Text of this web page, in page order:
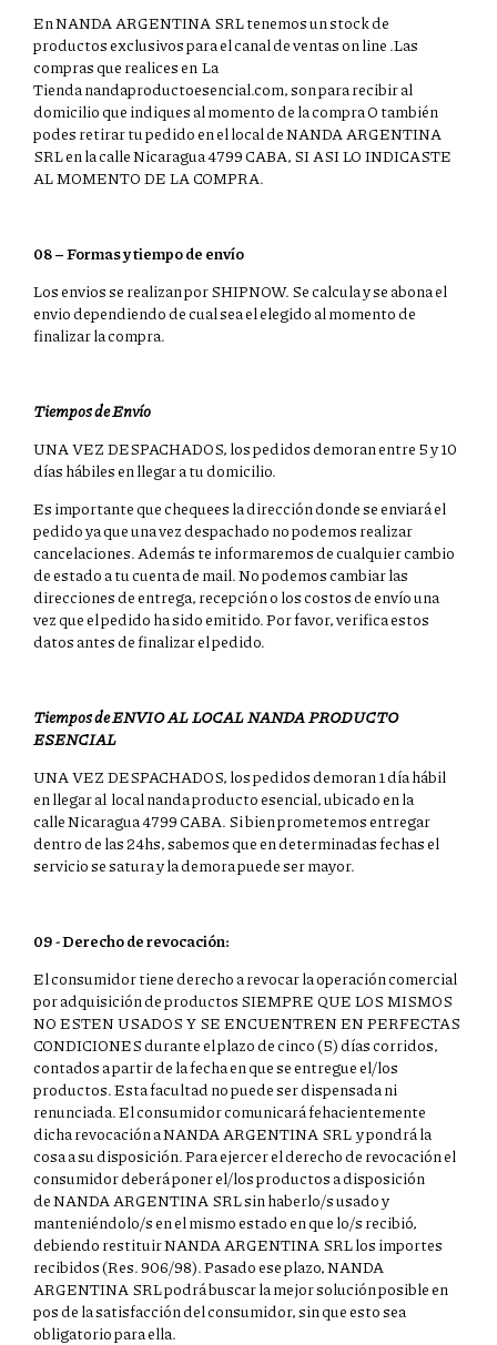
En NANDA ARGENTINA SRL tenemos un stock de
productos exclusivos para el canal de ventas on line .Las
compras que realices en La
Tienda nandaproductoesencial.com, son para recibir al
domicilio que indiques al momento de la compra O también
podes retirar tu pedido en el local de NANDA ARGENTINA
SRL en la calle Nicaragua 4799 CABA, SI ASI LO INDICASTE
AL MOMENTO DE LA COMPRA.
08 – Formas y tiempo de envío
Los envios se realizan por SHIPNOW. Se calcula y se abona el
envio dependiendo de cual sea el elegido al momento de
finalizar la compra.
Tiempos de Envío
UNA VEZ DESPACHADOS, los pedidos demoran entre 5 y 10
días hábiles en llegar a tu domicilio.
Es importante que chequees la dirección donde se enviará el
pedido ya que una vez despachado no podemos realizar
cancelaciones. Además te informaremos de cualquier cambio
de estado a tu cuenta de mail. No podemos cambiar las
direcciones de entrega, recepción o los costos de envío una
vez que el pedido ha sido emitido. Por favor, verifica estos
datos antes de finalizar el pedido.
Tiempos de ENVIO AL LOCAL NANDA PRODUCTO
ESENCIAL
UNA VEZ DESPACHADOS, los pedidos demoran 1 día hábil
en llegar al local nanda producto esencial, ubicado en la
calle Nicaragua 4799 CABA. Si bien prometemos entregar
dentro de las 24hs, sabemos que en determinadas fechas el
servicio se satura y la demora puede ser mayor.
09 - Derecho de revocación:
El consumidor tiene derecho a revocar la operación comercial
por adquisición de productos SIEMPRE QUE LOS MISMOS
NO ESTEN USADOS Y SE ENCUENTREN EN PERFECTAS
CONDICIONES durante el plazo de cinco (5) días corridos,
contados a partir de la fecha en que se entregue el/los
productos. Esta facultad no puede ser dispensada ni
renunciada. El consumidor comunicará fehacientemente
dicha revocación a NANDA ARGENTINA SRL y pondrá la
cosa a su disposición. Para ejercer el derecho de revocación el
consumidor deberá poner el/los productos a disposición
de NANDA ARGENTINA SRL sin haberlo/s usado y
manteniéndolo/s en el mismo estado en que lo/s recibió,
debiendo restituir NANDA ARGENTINA SRL los importes
recibidos (Res. 906/98). Pasado ese plazo, NANDA
ARGENTINA SRL podrá buscar la mejor solución posible en
pos de la satisfacción del consumidor, sin que esto sea
obligatorio para ella.